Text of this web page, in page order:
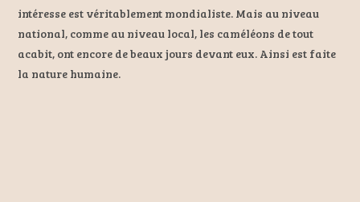
intéresse est véritablement mondialiste. Mais au niveau
national, comme au niveau local, les caméléons de tout
acabit, ont encore de beaux jours devant eux. Ainsi est faite
la nature humaine.